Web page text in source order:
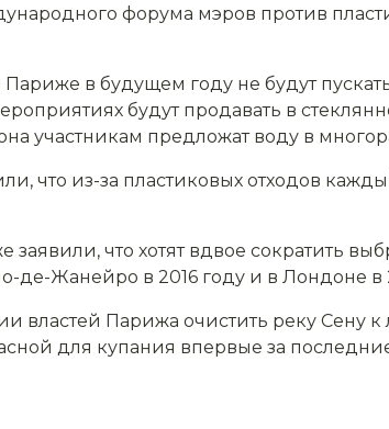
форума мэров против
в будущем году не будут
будут продавать в
участникам предложат воду в
что из-за пластиковых отходов
что хотят вдвое сократить
Жанейро в 2016 году и в Лондоне в
властей Парижа очистить реку Сену
для купания впервые за